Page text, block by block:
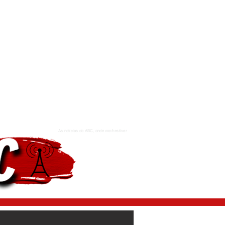
As notícias do ABC, onde você estiver